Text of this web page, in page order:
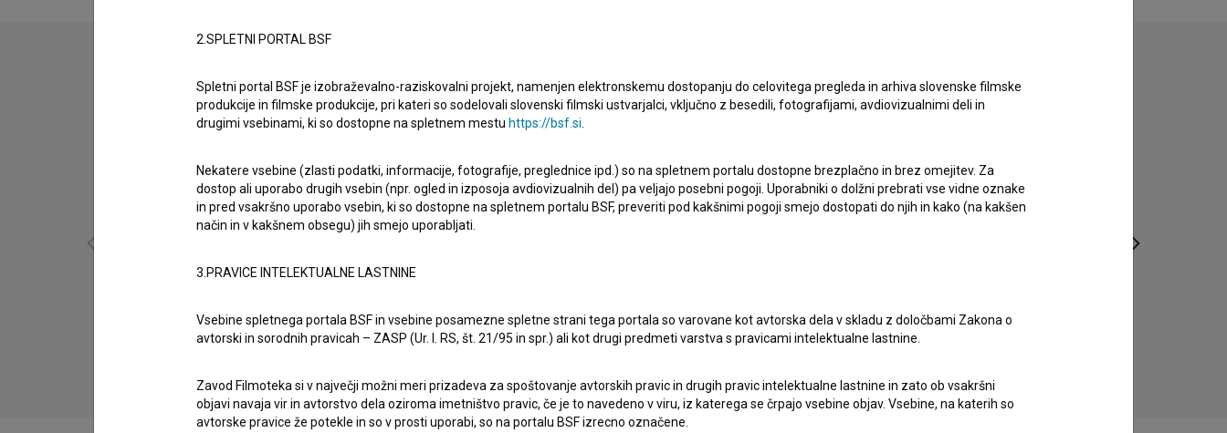
Oglejte si
Besni prerok (2011)
biografski, družinski
Rodinný film (2015)
drama
Circulat (2016)
eksperimentalni, plesni
2.SPLETNI PORTAL BSF
Spletni portal BSF je izobraževalno-raziskovalni projekt, namenjen elektronskemu dostopanju do celovitega pregleda in arhiva slovenske filmske
produkcije in filmske produkcije, pri kateri so sodelovali slovenski filmski ustvarjalci, vključno z besedili, fotografijami, avdiovizualnimi deli in
drugimi vsebinami, ki so dostopne na spletnem mestu https://bsf.si
Nekatere vsebine (zlasti podatki, informacije, fotografije, preglednice ipd.) so na spletnem portalu dostopne brezplačno in brez omejitev. Za
dostop ali uporabo drugih vsebin (npr. ogled in izposoja avdiovizualnih del) pa veljajo posebni pogoji. Uporabniki o dolžni prebrati vse vidne oznake
in pred vsakršno uporabo vsebin, ki so dostopne na spletnem portalu BSF, preveriti pod kakšnimi pogoji smejo dostopati do njih in kako (na kakšen
način in v kakšnem obsegu) jih smejo uporabljati.
3.PRAVICE INTELEKTUALNE LASTNINE
Vsebine spletnega portala BSF in vsebine posamezne spletne strani tega portala so varovane kot avtorska dela v skladu z določbami Zakona o
avtorski in sorodnih pravicah – ZASP (Ur. l. RS, št. 21/95 in spr.) ali kot drugi predmeti varstva s pravicami intelektualne lastnine.
Zavod Filmoteka si v največji možni meri prizadeva za spoštovanje avtorskih pravic in drugih pravic intelektualne lastnine in zato ob vsakršni
objavi navaja vir in avtorstvo dela oziroma imetništvo pravic, če je to navedeno v viru, iz katerega se črpajo vsebine objav. Vsebine, na katerih so
avtorske pravice že potekle in so v prosti uporabi, so na portalu BSF izrecno označene.